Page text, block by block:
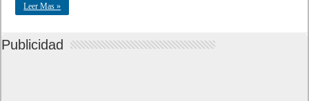
Leer Mas »
Publicidad